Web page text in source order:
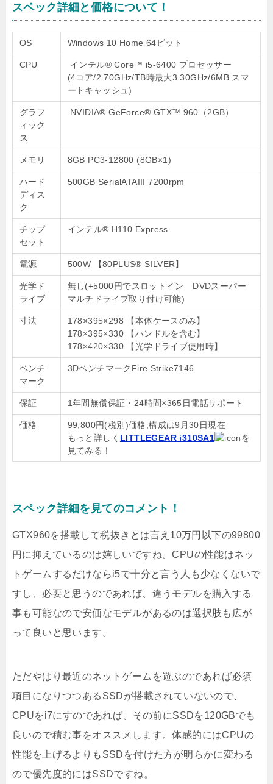
スペック詳細と価格について！
OS Windows 10 Home 64ビット
CPU
インテル® Core™ i5-6400 プロセッサー
(4コア/2.70GHz/TB時最大3.30GHz/6MB スマ
ートキャッシュ)
グラフ
ィック
ス
NVIDIA® GeForce® GTX™ 960（2GB）
メモリ 8GB PC3-12800 (8GB×1)
ハード
ディス
ク
500GB SerialATAIII 7200rpm
チップ
セット
インテル® H110 Express
電源 500W 【80PLUS® SILVER】
光学ド
ライブ
無し(+5000円でスロットイン DVDスーパー
マルチドライブ取り付け可能)
寸法
178×395×298 【本体ケースのみ】
178×395×330 【ハンドルを含む】
178×420×330 【光学ドライブ使用時】
ベンチ
マーク
3DベンチマークFire Strike7146
保証 1年間無償保証・24時間×365日電話サポート
価格
99,800円(税別)価格,構成は9月30日現在
もっと詳しく LITTLEGEAR i310SA1
を
見てみる！
スペック詳細を見てのコメント！
GTX960を搭載して税抜きとは言え10万円以下の99800
円に抑えているのは嬉しいですね。CPUの性能はネッ
トゲームするだけならi5で十分と言う人も少なくないで
すし、必要と思うのであれば、違うモデルを購入する
事も可能なので安価なモデルがあるのは選択肢も広が
って良いと思います。
ただやはり最近のネットゲームを遊ぶのであれば必須
項目になりつつあるSSDが搭載されていないので、
CPUをi7にすのであれば、その前にSSDを120GBでも
良いので積む事をオススメします。体感的にはCPUの
性能を上げるよりもSSDを付けた方が明らかに変わる
ので優先度的にはSSDですね。